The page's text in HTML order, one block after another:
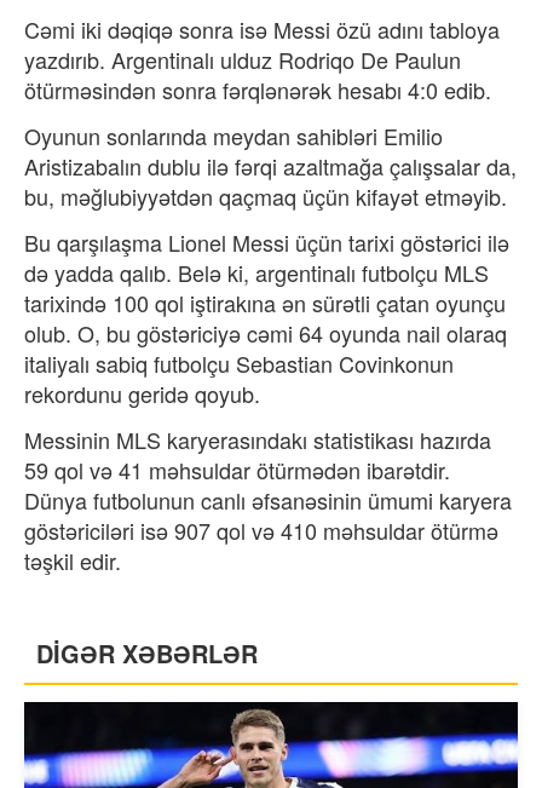
Cəmi iki dəqiqə sonra isə Messi özü adını tabloya
yazdırıb. Argentinalı ulduz Rodriqo De Paulun
ötürməsindən sonra fərqlənərək hesabı 4:0 edib.
Oyunun sonlarında meydan sahibləri Emilio
Aristizabalın dublu ilə fərqi azaltmağa çalışsalar da,
bu, məğlubiyyətdən qaçmaq üçün kifayət etməyib.
Bu qarşılaşma Lionel Messi üçün tarixi göstərici ilə
də yadda qalıb. Belə ki, argentinalı futbolçu MLS
tarixində 100 qol iştirakına ən sürətli çatan oyunçu
olub. O, bu göstəriciyə cəmi 64 oyunda nail olaraq
italiyalı sabiq futbolçu Sebastian Covinkonun
rekordunu geridə qoyub.
Messinin MLS karyerasındakı statistikası hazırda
59 qol və 41 məhsuldar ötürmədən ibarətdir.
Dünya futbolunun canlı əfsanəsinin ümumi karyera
göstəriciləri isə 907 qol və 410 məhsuldar ötürmə
təşkil edir.
DİGƏR XƏBƏRLƏR